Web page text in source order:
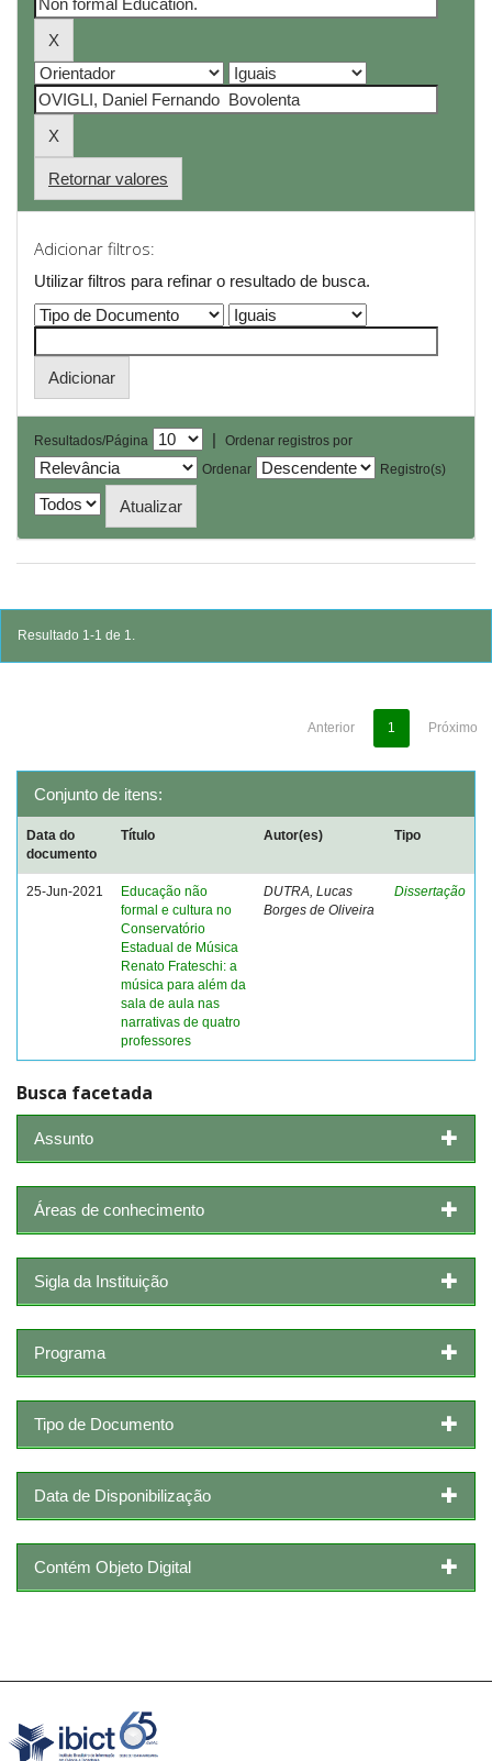
Retornar valores
Adicionar filtros:
Utilizar filtros para refinar o resultado de busca.
Resultados/Página |
Ordenar registros por
Ordenar
Registro(s)
Resultado 1-1 de 1.
Anterior 1 Próximo
Conjunto de itens:
Data do
documento
Título Autor(es) Tipo
25-Jun-2021
Educação não
formal e cultura no
Conservatório
Estadual de Música
Renato Frateschi: a
música para além da
sala de aula nas
narrativas de quatro
professores
DUTRA, Lucas
Borges de Oliveira
Dissertação
Busca facetada
Assunto
Áreas de conhecimento
Sigla da Instituição
Programa
Tipo de Documento
Data de Disponibilização
Contém Objeto Digital